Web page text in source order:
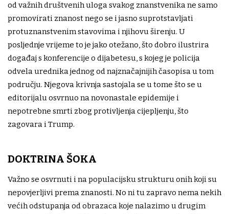
od važnih društvenih uloga svakog znanstvenika ne samo
promovirati znanost nego se i jasno suprotstavljati
protuznanstvenim stavovima i njihovu širenju. U
posljednje vrijeme to je jako otežano, što dobro ilustrira
događaj s konferencije o dijabetesu, s kojeg je policija
odvela urednika jednog od najznačajnijih časopisa u tom
području. Njegova krivnja sastojala se u tome što se u
editorijalu osvrnuo na novonastale epidemije i
nepotrebne smrti zbog protivljenja cijepljenju, što
zagovara i Trump.
DOKTRINA ŠOKA
Važno se osvrnuti i na populacijsku strukturu onih koji su
nepovjerljivi prema znanosti. No ni tu zapravo nema nekih
većih odstupanja od obrazaca koje nalazimo u drugim